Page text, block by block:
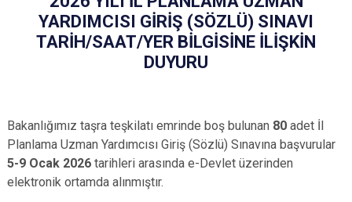
YARDIMCISI GİRİŞ (SÖZLÜ) SINAVI
TARİH/SAAT/YER BİLGİSİNE İLİŞKİN
DUYURU
Bakanlığımız taşra teşkilatı emrinde boş bulunan 80 adet İl
Planlama Uzman Yardımcısı Giriş (Sözlü) Sınavına başvurular
5-9 Ocak 2026 tarihleri arasında e-Devlet üzerinden
elektronik ortamda alınmıştır.